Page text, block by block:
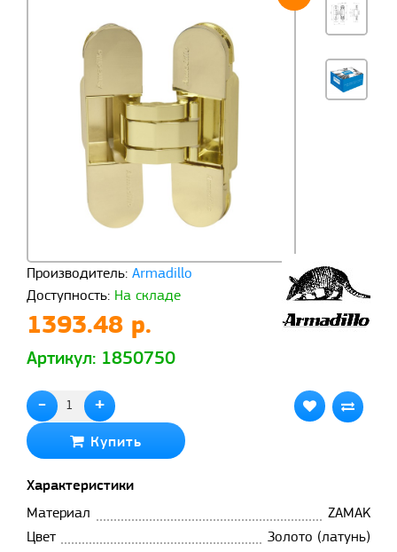
Производитель: Armadillo
Доступность: На складе
1393.48 р.
Артикул: 1850750
- +
Купить
Характеристики
Материал
ZAMAK
Цвет
Золото (латунь)